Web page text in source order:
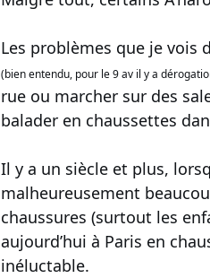
Les problèmes que je vois
(bien entendu, pour le 9 av il y a
rue ou marcher sur des
balader en chaussettes
Il y a un siècle et plus,
malheureusement
chaussures (surtout les
aujourd’hui à Paris en
inéluctable.